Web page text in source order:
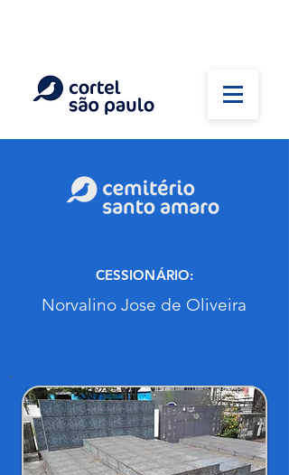
CESSIONÁRIO:
Norvalino Jose de Oliveira